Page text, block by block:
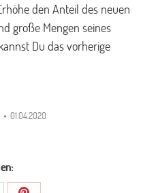
den Anteil des neuen
große Mengen seines
Du das vorherige
01.04.2020